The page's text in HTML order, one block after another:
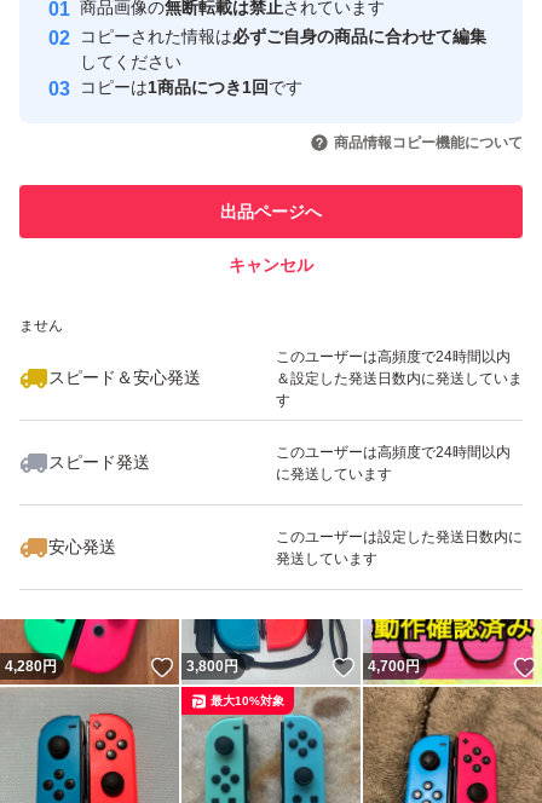
心・安全なユーザーです
取引実績
引を完了させた実績があります
での取引実績があります
ません
スピード＆安心発送
このユーザーは高頻度で24時間以内
＆設定した発送日数内に発送していま
す
スピード発送
このユーザーは高頻度で24時間以内
に発送しています
安心発送
このユーザーは設定した発送日数内に
発送しています
商品画像の無断転載は禁止されています
コピーされた情報は必ずご自身の商品に合わせて編集
してください
コピーは1商品につき1回です
商品情報コピー機能について
出品ページへ
キャンセル
いいね！
2,000
4,280円 いいね！
3,800円 いいね！
4,700円
最大10%対象